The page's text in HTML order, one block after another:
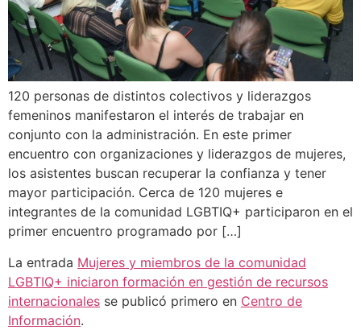
120 personas de distintos colectivos y liderazgos
femeninos manifestaron el interés de trabajar en
conjunto con la administración. En este primer
encuentro con organizaciones y liderazgos de mujeres,
los asistentes buscan recuperar la confianza y tener
mayor participación. Cerca de 120 mujeres e
integrantes de la comunidad LGBTIQ+ participaron en el
primer encuentro programado por […]
La entrada Mujeres y miembros de la comunidad
LGBTIQ+ iniciaron formación en gestión de recursos
internacionales se publicó primero en Centro de
Información.